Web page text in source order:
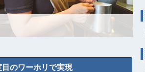
のワーホリで実現